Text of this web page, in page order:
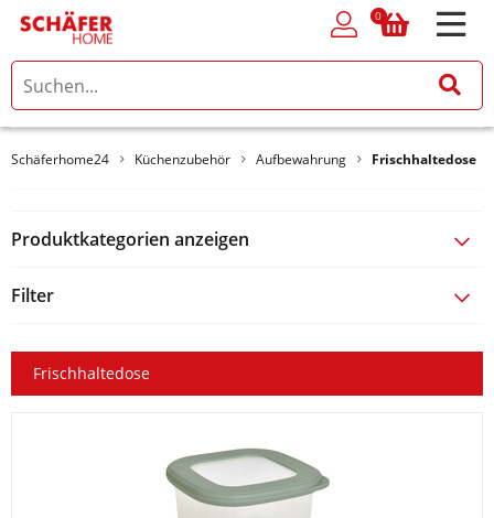
0
0
Schäferhome24 Küchenzubehör Aufbewahrung Frischhaltedose
Produktkategorien anzeigen
Filter
Frischhaltedose